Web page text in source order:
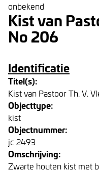
onbekend
Kist van
No 206
Identificatie
Titel(s):
Kist van Pastoor Th. V.
Objecttype:
kist
Objectnummer:
jc 2493
Omschrijving:
Zwarte houten kist met